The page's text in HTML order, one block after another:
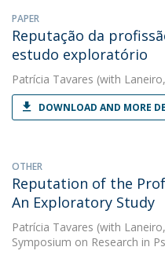
PAPER
Reputação da
estudo exploratório
Patrícia Tavares (with
DOWNLOAD AND MORE
OTHER
Reputation of the
An Exploratory Study
Patrícia Tavares (with
Symposium on Research in